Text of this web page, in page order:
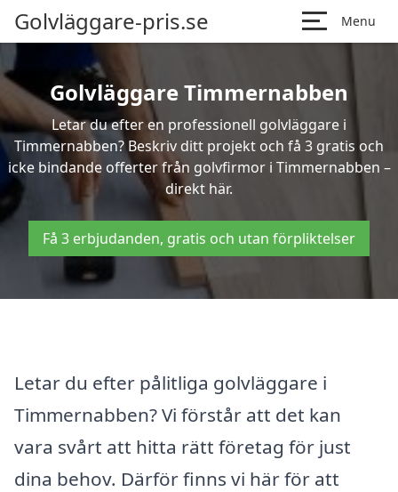
Golvläggare-pris.se Menu
Golvläggare Timmernabben
Letar du efter en professionell golvläggare i
Timmernabben? Beskriv ditt projekt och få 3 gratis och
icke bindande offerter från golvfirmor i Timmernabben –
direkt här.
Få 3 erbjudanden, gratis och utan förpliktelser
Letar du efter pålitliga golvläggare i
Timmernabben? Vi förstår att det kan
vara svårt att hitta rätt företag för just
dina behov. Därför finns vi här för att